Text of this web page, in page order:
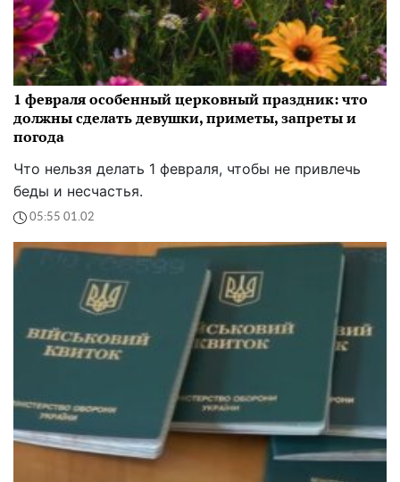
1 февраля особенный церковный праздник: что
должны сделать девушки, приметы, запреты и
погода
Что нельзя делать 1 февраля, чтобы не привлечь
беды и несчастья.
05:55 01.02